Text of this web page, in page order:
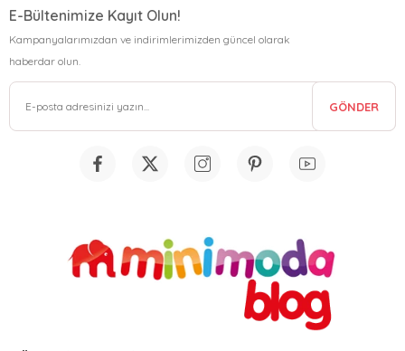
E-Bültenimize Kayıt Olun!
Kampanyalarımızdan ve indirimlerimizden güncel olarak
haberdar olun.
GÖNDER